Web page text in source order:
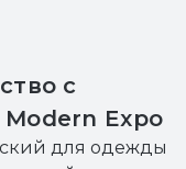
с
Expo
для одежды